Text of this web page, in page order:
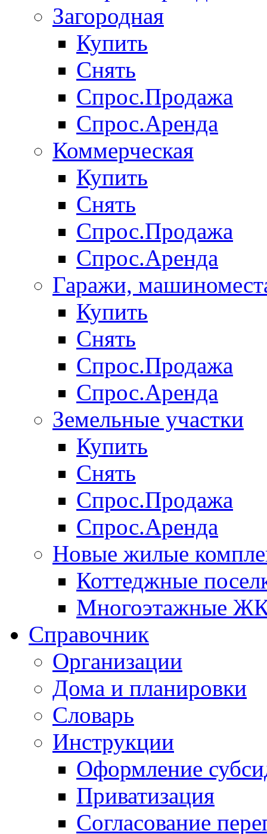
Загородная
Купить
Снять
Спрос.Продажа
Спрос.Аренда
Коммерческая
Купить
Снять
Спрос.Продажа
Спрос.Аренда
Гаражи,
Купить
Снять
Спрос.Продажа
Спрос.Аренда
Земельные участки
Купить
Снять
Спрос.Продажа
Спрос.Аренда
Новые жилые
Коттеджные
Многоэтажные
Справочник
Организации
Дома и планировки
Словарь
Инструкции
Оформление
Приватизация
Согласование